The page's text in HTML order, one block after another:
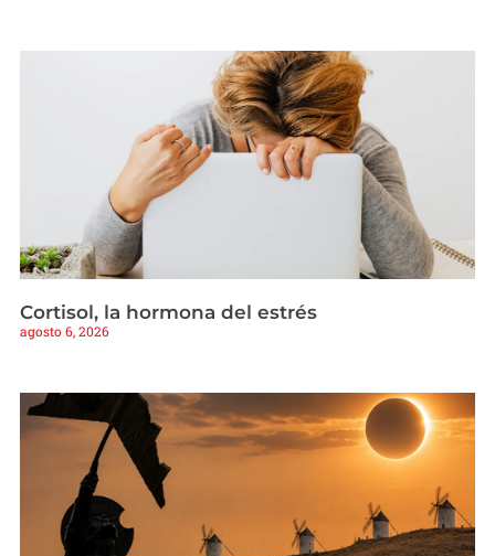
Cortisol, la hormona del estrés
agosto 6, 2026